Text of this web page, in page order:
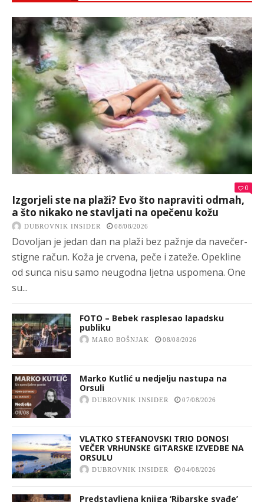
0
Izgorjeli ste na plaži? Evo što napraviti odmah,
a što nikako ne stavljati na opečenu kožu
DUBROVNIK INSIDER 08/08/2026
Dovoljan je jedan dan na plaži bez pažnje da navečer-
stigne račun. Koža je crvena, peče i zateže. Opekline
od sunca nisu samo neugodna ljetna uspomena. One
su...
FOTO – Bebek rasplesao lapadsku
publiku
MARO BOŠNJAK 08/08/2026
Marko Kutlić u nedjelju nastupa na
Orsuli
DUBROVNIK INSIDER 07/08/2026
VLATKO STEFANOVSKI TRIO DONOSI
VEČER VRHUNSKE GITARSKE IZVEDBE NA
ORSULU
DUBROVNIK INSIDER 04/08/2026
Predstavljena knjiga ‘Ribarske svađe’